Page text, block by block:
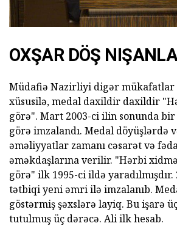
OXŞAR DÖŞ
Müdafiə Nazirliyi digər mükafatlar
xüsusilə, medal daxildir daxildir
görə". Mart 2003-ci ilin sonunda
görə imzalandı. Medal döyüşlərdə
əməliyyatlar zamanı cəsarət və
əməkdaşlarına verilir. "Hərbi
görə" ilk 1995-ci ildə
tətbiqi yeni əmri ilə imzalanıb.
göstərmiş şəxslərə layiq. Bu işarə
tutulmuş üç dərəcə. Ali ilk hesab.